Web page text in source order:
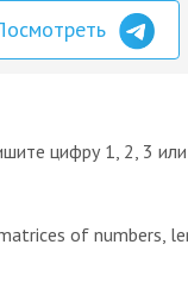
цифру 1, 2, 3
of numbers,